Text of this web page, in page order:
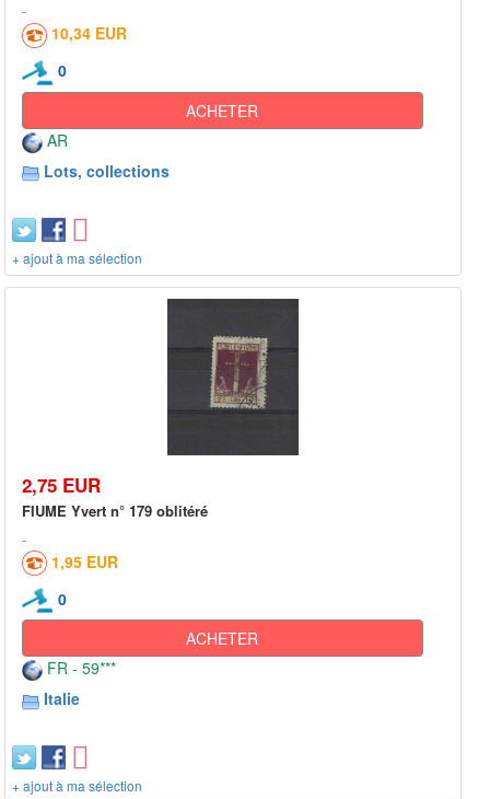
10,34 EUR
0
ACHETER
AR
Lots, collections
+ ajout à ma sélection
2,75 EUR
FIUME Yvert n° 179 oblitéré
1,95 EUR
0
ACHETER
FR - 59***
Italie
+ ajout à ma sélection